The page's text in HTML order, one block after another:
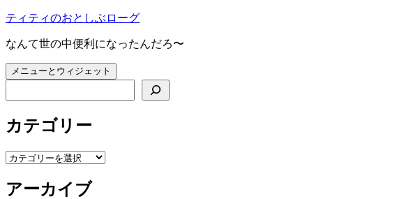
コ
テ
ン
ツ
キ
ッ
プ
ティティのおとしぶローグ
なんて世の中便利になったんだろ〜
メニューとウィジェット
カテゴリー
カ
ゴ
アーカイブ